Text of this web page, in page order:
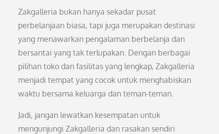
Zakgalleria bukan hanya sekadar pusat
perbelanjaan biasa, tapi juga merupakan destinasi
yang menawarkan pengalaman berbelanja dan
bersantai yang tak terlupakan. Dengan berbagai
pilihan toko dan fasilitas yang lengkap, Zakgalleria
menjadi tempat yang cocok untuk menghabiskan
waktu bersama keluarga dan teman-teman.
Jadi, jangan lewatkan kesempatan untuk
mengunjungi Zakgalleria dan rasakan sendiri